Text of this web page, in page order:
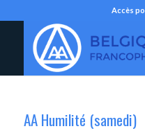
Accès
AA Humilité (samedi)